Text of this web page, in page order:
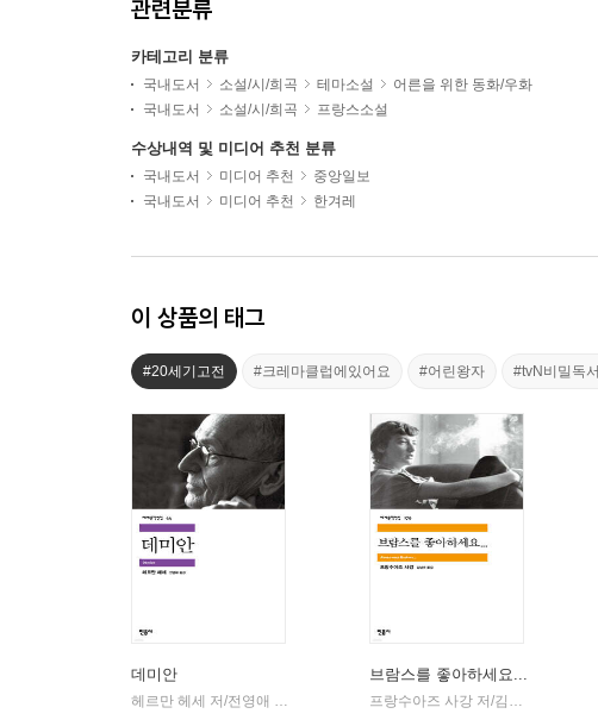
관련분류
카테고리 분류
국내도서 소설/시/희곡 테마소설
어른을 위한 동화/우화
국내도서
소설/시/희곡 프랑스소설
수상내역 및 미디어 추천 분류
국내도서 미디어 추천
중앙일보
국내도서
미디어 추천 한겨레
이 상품의 태그
#20세기고전 #크레마클럽에있어요 #어린왕자 #tvN비밀독
데미안
헤르만 헤세 저/전영애 역
브람스를 좋아하세요...
프랑수아즈 사강 저/김남주 역